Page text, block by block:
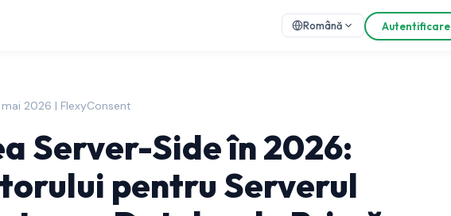
Română Autentificare
mai 2026 | FlexyConsent
Server-Side în 2026:
pentru Serverul